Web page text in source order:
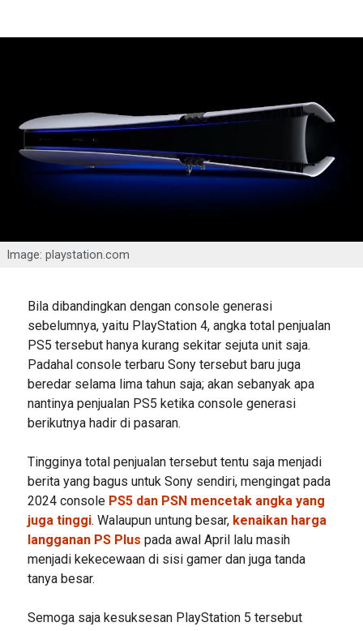
Image: playstation.com
Bila dibandingkan dengan console generasi
sebelumnya, yaitu PlayStation 4, angka total penjualan
PS5 tersebut hanya kurang sekitar sejuta unit saja.
Padahal console terbaru Sony tersebut baru juga
beredar selama lima tahun saja; akan sebanyak apa
nantinya penjualan PS5 ketika console generasi
berikutnya hadir di pasaran.
Tingginya total penjualan tersebut tentu saja menjadi
berita yang bagus untuk Sony sendiri, mengingat pada
2024 console PS5 dan PSN mencetak angka yang
juga tinggi. Walaupun untung besar, kenaikan harga
langganan PS Plus pada awal April lalu masih
menjadi kekecewaan di sisi gamer dan juga tanda
tanya besar.
Semoga saja kesuksesan PlayStation 5 tersebut